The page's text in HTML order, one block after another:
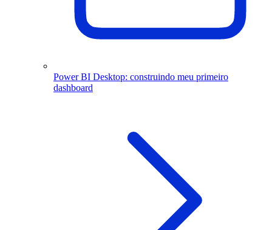
Power BI Desktop: construindo meu primeiro
dashboard